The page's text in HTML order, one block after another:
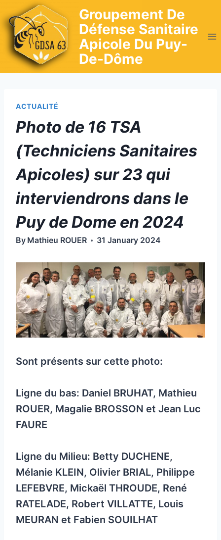
to
content
Groupement De
Défense Sanitaire
Apicole Du Puy-
De-Dôme
ACTUALITÉ
Photo de 16 TSA
(Techniciens Sanitaires
Apicoles) sur 23 qui
interviendrons dans le
Puy de Dome en 2024
By Mathieu ROUER 31 January 2024
Sont présents sur cette photo:
Ligne du bas: Daniel BRUHAT, Mathieu
ROUER, Magalie BROSSON et Jean Luc
FAURE
Ligne du Milieu: Betty DUCHENE,
Mélanie KLEIN, Olivier BRIAL, Philippe
LEFEBVRE, Mickaël THROUDE, René
RATELADE, Robert VILLATTE, Louis
MEURAN et Fabien SOUILHAT